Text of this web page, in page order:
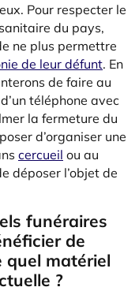
Pour respecter le
du pays,
ne plus permettre
de leur défunt. En
de faire au
téléphone avec
la fermeture du
d’organiser une
cercueil ou au
déposer l’objet de
funéraires
de
quel matériel
?